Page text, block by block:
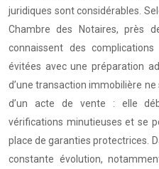
juridiques sont considérables.
Chambre des Notaires, près
connaissent des
évitées avec une préparation
d’une transaction immobilière
d’un acte de vente : elle
vérifications minutieuses et se
place de garanties protectrices.
constante évolution,